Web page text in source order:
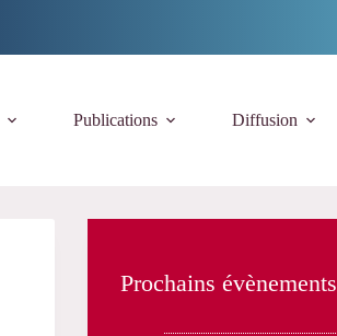
Publications Diffusion
Prochains évènements